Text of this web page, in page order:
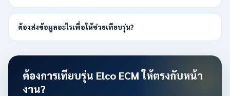
ต้องส่งข้อมูลอะไรเพื่อให้ช่วยเทียบรุ่น?
ต้องการเทียบรุ่น Elco ECM ให้ตรงกับหน้า
งาน?